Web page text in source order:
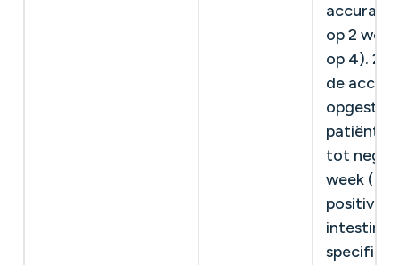
accuraat
op 2
op 4). 2)
de
patiënten
tot
week (10